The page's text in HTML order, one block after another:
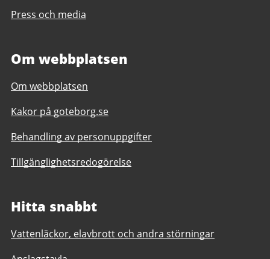
Press och media
Om webbplatsen
Om webbplatsen
Kakor på goteborg.se
Behandling av personuppgifter
Tillgänglighetsredogörelse
Hitta snabbt
Vattenläckor, elavbrott och andra störningar